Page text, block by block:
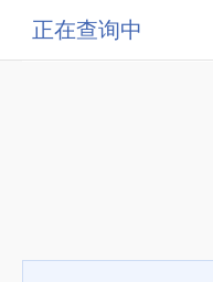
正在查询中